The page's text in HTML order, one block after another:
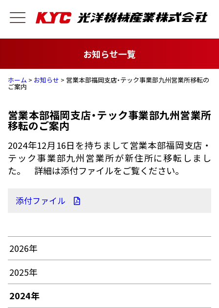
お知らせ一覧
ホーム > お知らせ > 営業本部福岡支店・テック事業部九州営業所移転の
ご案内
営業本部福岡支店・テック事業部九州営業所
移転のご案内
2024年12月16日を持ちまして営業本部福岡支店・
テック事業部九州営業所が新住所に移転しまし
た。 詳細は添付ファイルをご覧ください。
添付ファイル
2026年
2025年
2024年